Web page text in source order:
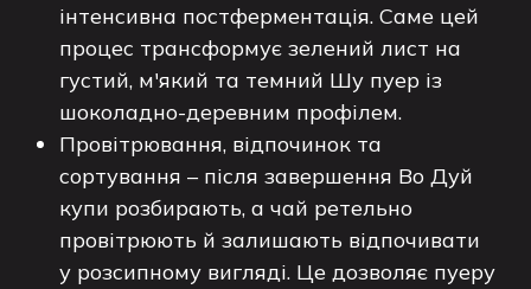
інтенсивна постферментація. Саме цей
процес трансформує зелений лист на
густий, м'який та темний Шу пуер із
шоколадно-деревним профілем.
Провітрювання, відпочинок та
сортування – після завершення Во Дуй
купи розбирають, а чай ретельно
провітрюють й залишають відпочивати
у розсипному вигляді. Це дозволяє пуеру